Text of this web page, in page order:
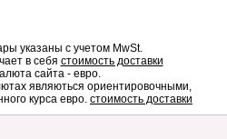
указаны с учетом MwSt.
в себя стоимость доставки
сайта - евро.
являються ориентировочными,
курса евро. стоимость доставки